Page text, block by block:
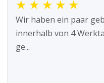
★ ★ ★ ★ ★
Wir haben ein paar
innerhalb von 4
ge...